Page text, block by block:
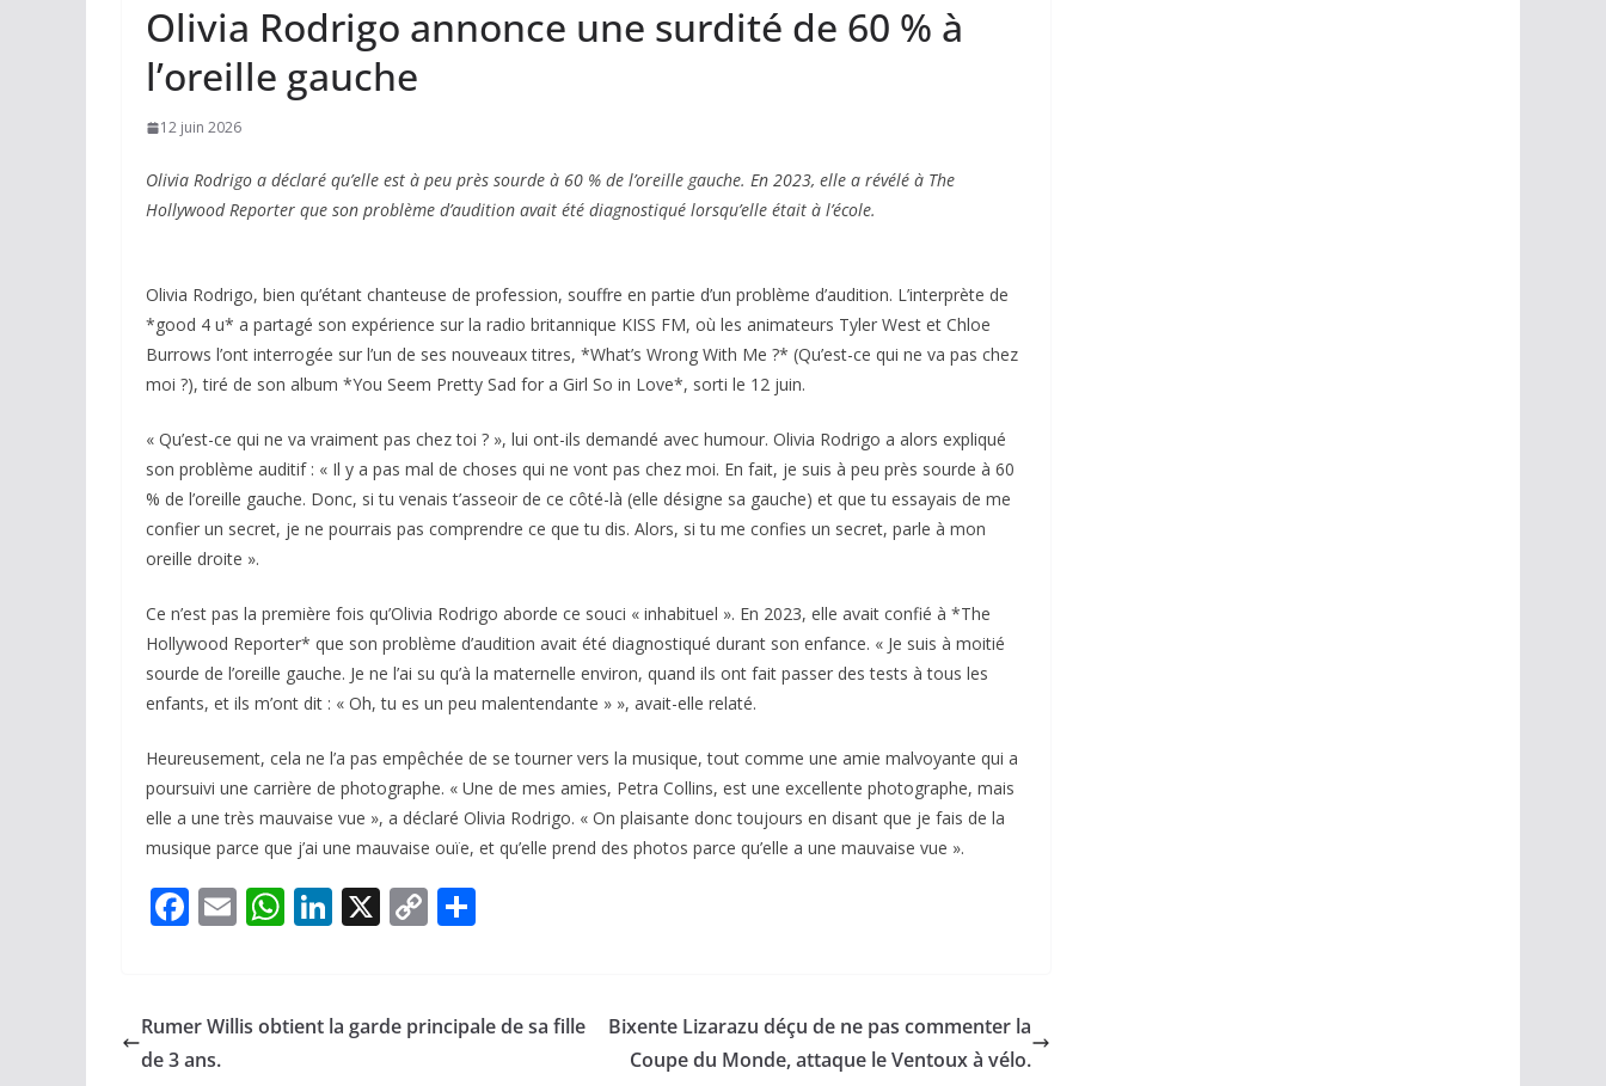
Olivia Rodrigo annonce une surdité de 60 % à
l’oreille gauche
12 juin 2026
Olivia Rodrigo a déclaré qu’elle est à peu près sourde à 60 % de l’oreille gauche. En 2023, elle a révélé à The
Hollywood Reporter que son problème d’audition avait été diagnostiqué lorsqu’elle était à l’école.
Olivia Rodrigo, bien qu’étant chanteuse de profession, souffre en partie d’un problème d’audition. L’interprète de
*good 4 u* a partagé son expérience sur la radio britannique KISS FM, où les animateurs Tyler West et Chloe
Burrows l’ont interrogée sur l’un de ses nouveaux titres, *What’s Wrong With Me ?* (Qu’est-ce qui ne va pas chez
moi ?), tiré de son album *You Seem Pretty Sad for a Girl So in Love*, sorti le 12 juin.
« Qu’est-ce qui ne va vraiment pas chez toi ? », lui ont-ils demandé avec humour. Olivia Rodrigo a alors expliqué
son problème auditif : « Il y a pas mal de choses qui ne vont pas chez moi. En fait, je suis à peu près sourde à 60
% de l’oreille gauche. Donc, si tu venais t’asseoir de ce côté-là (elle désigne sa gauche) et que tu essayais de me
confier un secret, je ne pourrais pas comprendre ce que tu dis. Alors, si tu me confies un secret, parle à mon
oreille droite ».
Ce n’est pas la première fois qu’Olivia Rodrigo aborde ce souci « inhabituel ». En 2023, elle avait confié à *The
Hollywood Reporter* que son problème d’audition avait été diagnostiqué durant son enfance. « Je suis à moitié
sourde de l’oreille gauche. Je ne l’ai su qu’à la maternelle environ, quand ils ont fait passer des tests à tous les
enfants, et ils m’ont dit : « Oh, tu es un peu malentendante » », avait-elle relaté.
Heureusement, cela ne l’a pas empêchée de se tourner vers la musique, tout comme une amie malvoyante qui a
poursuivi une carrière de photographe. « Une de mes amies, Petra Collins, est une excellente photographe, mais
elle a une très mauvaise vue », a déclaré Olivia Rodrigo. « On plaisante donc toujours en disant que je fais de la
musique parce que j’ai une mauvaise ouïe, et qu’elle prend des photos parce qu’elle a une mauvaise vue ».
F
b
o
E
l
W
s
Li
e
X C
y g
Rumer Willis obtient la garde principale de sa fille
de 3 ans.
Bixente Lizarazu déçu de ne pas commenter la
Coupe du Monde, attaque le Ventoux à vélo.